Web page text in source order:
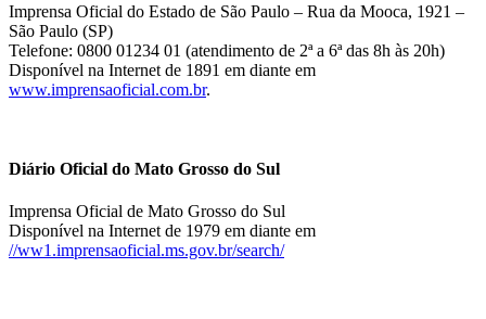
Imprensa Oficial do Estado de São Paulo – Rua da Mooca, 1921 –
São Paulo (SP)
Telefone: 0800 01234 01 (atendimento de 2ª a 6ª das 8h às 20h)
Disponível na Internet de 1891 em diante em
www.imprensaoficial.com.br.
Diário Oficial do Mato Grosso do Sul
Imprensa Oficial de Mato Grosso do Sul
Disponível na Internet de 1979 em diante em
//ww1.imprensaoficial.ms.gov.br/search/